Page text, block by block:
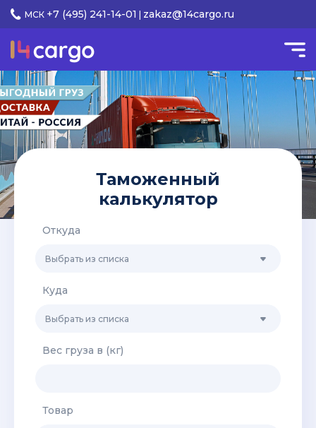
МСК +7 (495) 241-14-01 zakaz@14cargo.ru
Таможенный
калькулятор
Откуда
Выбрать из списка
Куда
Выбрать из списка
Вес груза в (кг)
Товар